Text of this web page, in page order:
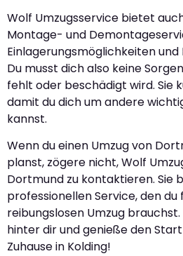
Wolf Umzugsservice bietet
Montage- und
Einlagerungsmöglichkeiten und
Du musst dich also keine
fehlt oder beschädigt wird. Sie
damit du dich um andere
kannst.
Wenn du einen Umzug von
planst, zögere nicht, Wolf
Dortmund zu kontaktieren. Sie
professionellen Service, den du
reibungslosen Umzug brauchst.
hinter dir und genieße den
Zuhause in Kolding!